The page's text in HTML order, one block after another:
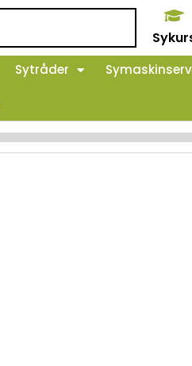
Sytråder